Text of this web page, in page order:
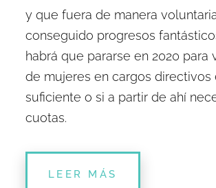
y que fuera de manera
conseguido progresos
habrá que pararse en 2020 para
de mujeres en cargos directivos
suficiente o si a partir de ahí
cuotas.
LEER MÁS